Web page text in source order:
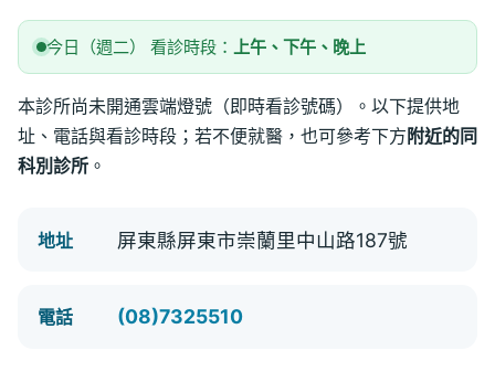
今日（週二） 看診時段： 上午、下午、晚上
本診所尚未開通雲端燈號（即時看診號碼）。以下提供地
址、電話與看診時段；若不便就醫，也可參考下方 附近的同
科別診所 。
地址 屏東縣屏東市崇蘭里中山路187號
電話 (08)7325510